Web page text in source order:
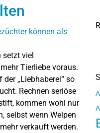
setzt viel
Tierliebe voraus.
„Liebhaberei“ so
Rechnen seriöse
kommen wohl nur
selbst wenn Welpen
verkauft werden.